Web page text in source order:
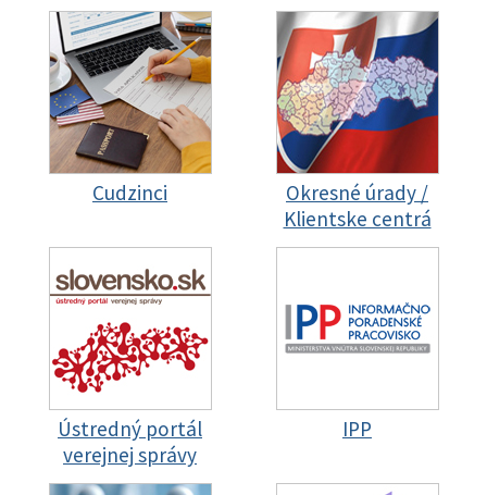
Cudzinci
Okresné úrady /
Klientske centrá
Ústredný portál
verejnej správy
IPP